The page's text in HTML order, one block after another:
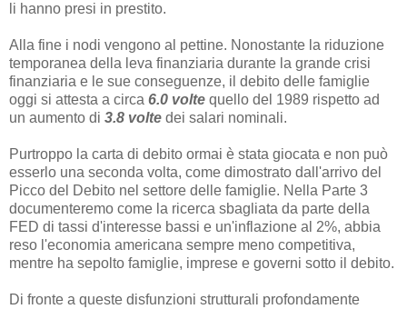
li hanno presi in prestito.
Alla fine i nodi vengono al pettine. Nonostante la riduzione
temporanea della leva finanziaria durante la grande crisi
finanziaria e le sue conseguenze, il debito delle famiglie
oggi si attesta a circa 6.0 volte quello del 1989 rispetto ad
un aumento di 3.8 volte dei salari nominali.
Purtroppo la carta di debito ormai è stata giocata e non può
esserlo una seconda volta, come dimostrato dall'arrivo del
Picco del Debito nel settore delle famiglie. Nella Parte 3
documenteremo come la ricerca sbagliata da parte della
FED di tassi d'interesse bassi e un'inflazione al 2%, abbia
reso l'economia americana sempre meno competitiva,
mentre ha sepolto famiglie, imprese e governi sotto il debito.
Di fronte a queste disfunzioni strutturali profondamente